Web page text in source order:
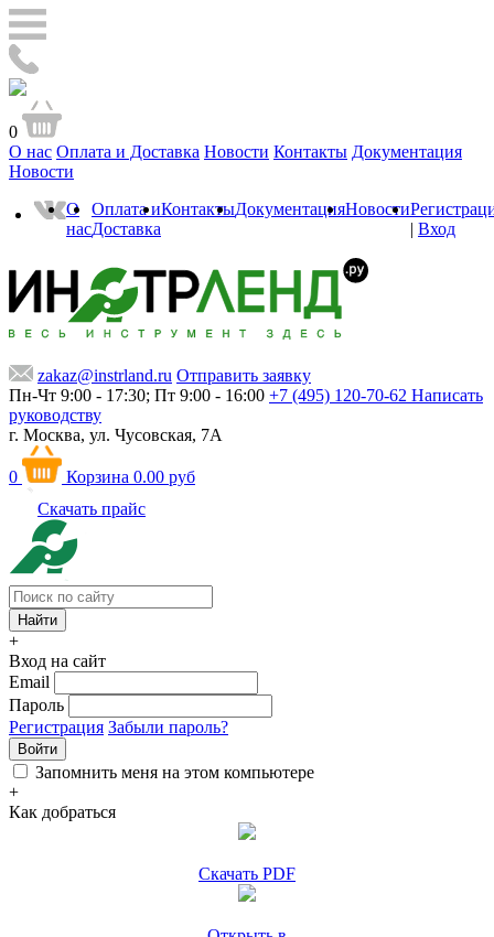
0
О нас Оплата и Доставка Новости Контакты Документация
Новости
О
нас
Оплата и
Доставка
КонтактыДокументацияНовости
| Вход
zakaz@instrland.ru Отправить заявку
Пн-Чт 9:00 - 17:30; Пт 9:00 - 16:00 +7 (495) 120-70-62 Написать
руководству
г. Москва, ул. Чусовская, 7А
0 Корзина 0.00 руб
Скачать прайс
+
Вход на сайт
Email
Пароль
Регистрация Забыли пароль?
Войти
Запомнить меня на этом компьютере
+
Как добраться
Скачать PDF